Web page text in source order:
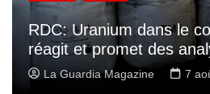
RDC: Uranium dans le
réagit et promet des
La Guardia Magazine 7